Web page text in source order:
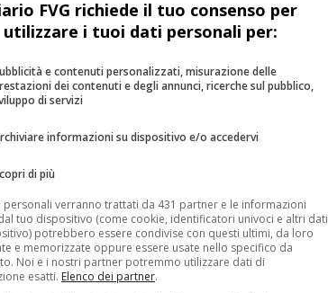
& ATTUALITÀ 5 mesi fa
controlli straordinari nei bar: 157
identificate e 18 locali verificati
giorni
identificate e 18 locali verificati in due
FVG richiede il tuo consenso per
utilizzare i tuoi dati personali per:
e contenuti personalizzati, misurazione delle
dei contenuti e degli annunci, ricerche sul pubblico,
di servizi
informazioni su dispositivo e/o accedervi
di più
personali verranno trattati da 431 partner e le informazioni
tuo dispositivo (come cookie, identificatori univoci e altri dati
potrebbero essere condivise con questi ultimi, da loro
e memorizzate oppure essere usate nello specifico da
Noi e i nostri partner potremmo utilizzare dati di
esatti. Elenco dei partner.